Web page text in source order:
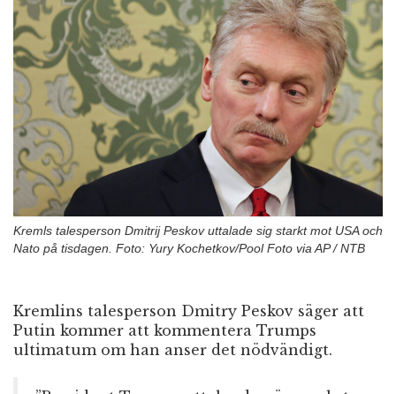
Kremls talesperson Dmitrij Peskov uttalade sig starkt mot USA och
Nato på tisdagen. Foto: Yury Kochetkov/Pool Foto via AP / NTB
Kremlins talesperson Dmitry Peskov säger att
Putin kommer att kommentera Trumps
ultimatum om han anser det nödvändigt.